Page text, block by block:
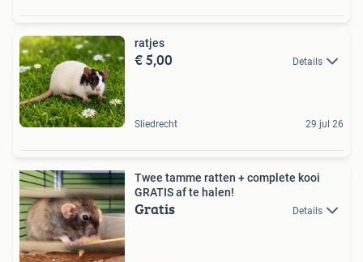
ratjes
€ 5,00 Details
Sliedrecht 29 jul 26
Twee tamme ratten + complete kooi
GRATIS af te halen!
Gratis Details